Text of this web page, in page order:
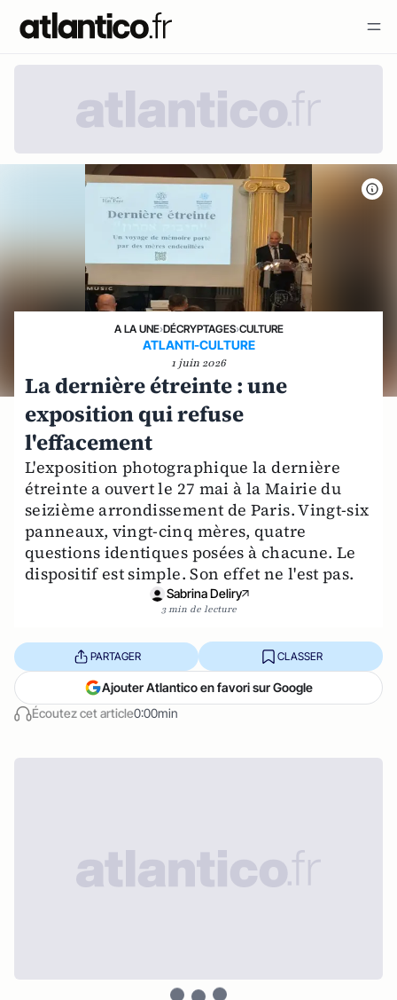
A LA UNE›DÉCRYPTAGES›CULTURE
ATLANTI-CULTURE
1 juin 2026
La dernière étreinte : une
exposition qui refuse
l'effacement
L'exposition photographique la dernière
étreinte a ouvert le 27 mai à la Mairie du
seizième arrondissement de Paris. Vingt-six
panneaux, vingt-cinq mères, quatre
questions identiques posées à chacune. Le
dispositif est simple. Son effet ne l'est pas.
Sabrina Deliry
3 min de lecture
Écoutez cet article0:00min
PARTAGER CLASSER
Ajouter Atlantico en favori sur Google